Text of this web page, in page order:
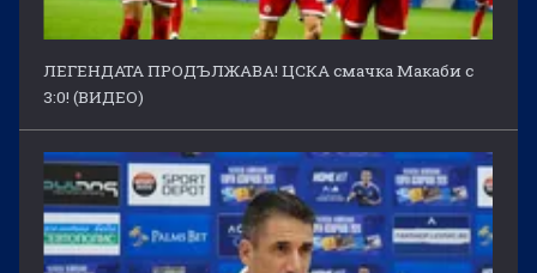
ЛЕГЕНДАТА ПРОДЪЛЖАВА! ЦСКА смачка Макаби с
3:0! (ВИДЕО)